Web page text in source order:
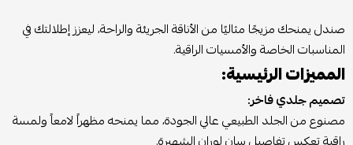
صندل يمنحك مزيجًا مثاليًا من الأناقة الجريئة والراحة، ليعزز إطلالتك في
المناسبات الخاصة والأمسيات الراقية.
المميزات الرئيسية:
تصميم جلدي فاخر:
مصنوع من الجلد الطبيعي عالي الجودة، مما يمنحه مظهراً لامعاً ولمسة